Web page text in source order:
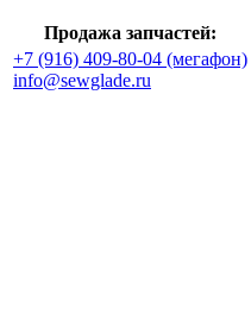
Продажа запчастей:
+7 (916) 409-80-04 (мегафон)
info@sewglade.ru